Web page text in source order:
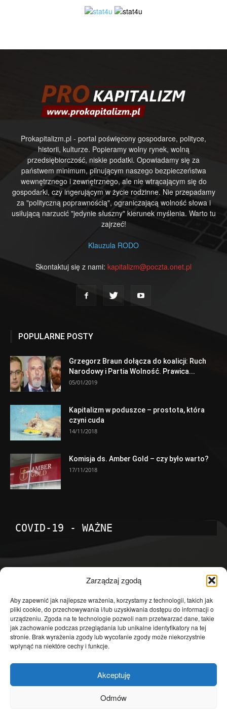
Zarządzaj zgodą
Aby zapewnić jak najlepsze wrażenia, korzystamy z technologii, takich jak
pliki cookie, do przechowywania i/lub uzyskiwania dostępu do informacji o
urządzeniu. Zgoda na te technologie pozwoli nam przetwarzać dane, takie
jak zachowanie podczas przeglądania lub unikalne identyfikatory na tej
stronie. Brak wyrażenia zgody lub wycofanie zgody może niekorzystnie
wpłynąć na niektóre cechy i funkcje.
Akceptuję
Odmów
Prokapitalizm.pl - portal poświęcony gospodarce, polityce,
historii, kulturze. Popieramy wolny rynek, wolną
przedsiębiorczość, niskie podatki. Opowiadamy się za
państwem minimum, pilnującym naszego bezpieczeństwa
wewnętrznego i zewnętrznego, ale nie wtrącającym się do
gospodarki, czy ingerującym w życie rodzinne. Nie przepadamy
za "polityczną poprawnością", ograniczającą wolność słowa i
usiłującą narzucić "jedynie słuszny" kierunek myślenia. Warto tu
zajrzeć!
Klauzula RODO
Skontaktuj się z nami: kapitalizm@poczta.onet.pl
POPULARNE POSTY
Grzegorz Braun dołącza do koalicji: Ruch
Narodowy i Partia Wolność. Prawica...
05/01/2019
Kapitalizm w poduszce – prostota, która
czyni cuda
14/11/2018
Komisja ds. Amber Gold – czy było warto?
17/11/2018
COVID-19 - WAŻNE
Temat dnia
4601
Publicystyka
4363
Polityka
3639
Polska
Społeczeństwo
2823